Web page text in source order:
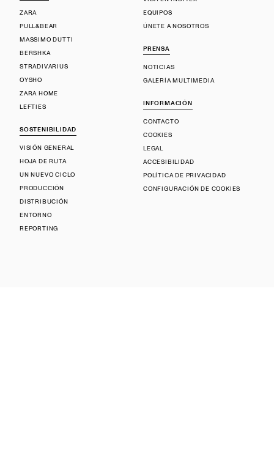
ZARA
PULL&BEAR
MASSIMO DUTTI
BERSHKA
STRADIVARIUS
OYSHO
ZARA HOME
LEFTIES
SOSTENIBILIDAD
VISIÓN GENERAL
HOJA DE RUTA
UN NUEVO CICLO
PRODUCCIÓN
DISTRIBUCIÓN
ENTORNO
REPORTING
EQUIPOS
ÚNETE A NOSOTROS
PRENSA
NOTICIAS
GALERÍA MULTIMEDIA
INFORMACIÓN
CONTACTO
COOKIES
LEGAL
ACCESIBILIDAD
POLÍTICA DE PRIVACIDAD
CONFIGURACIÓN DE COOKIES